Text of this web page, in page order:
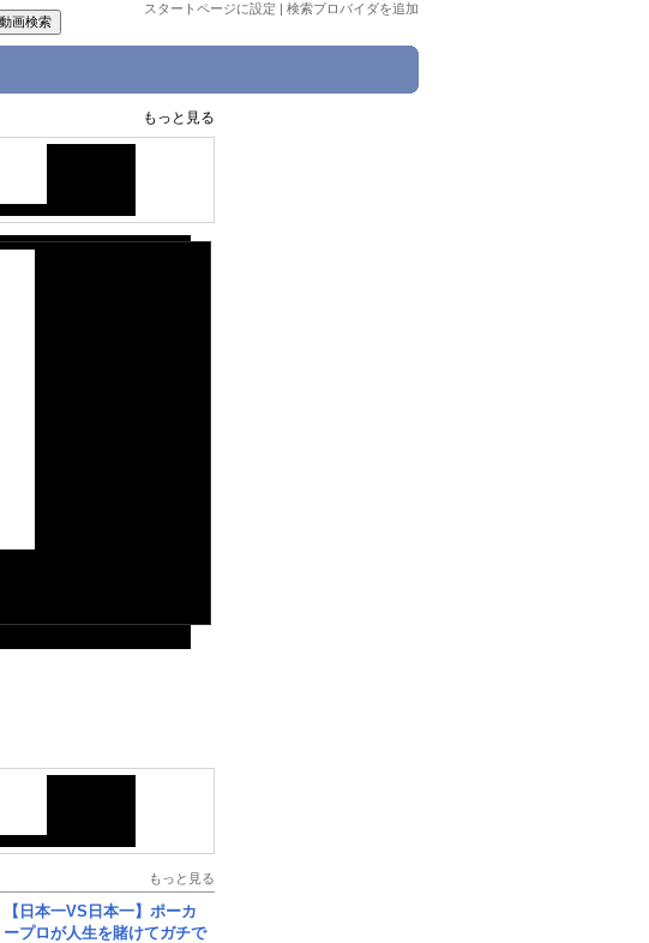
スタートページに設定 | 検索プロバイダを追加
もっと見る
もっと見る
【日本一VS日本一】ポーカ
ープロが人生を賭けてガチで